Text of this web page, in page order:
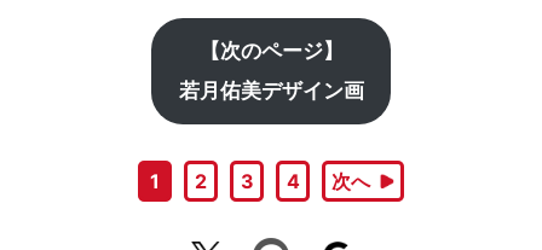
【次のページ】
若月佑美デザイン画
1 2 3 4 次へ